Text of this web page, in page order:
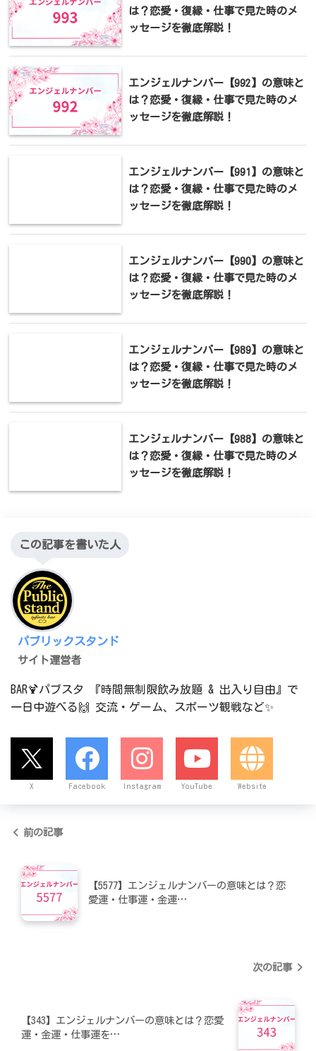
は？恋愛・復縁・仕事で見た時のメ
ッセージを徹底解説！
エンジェルナンバー【992】の意味と
は？恋愛・復縁・仕事で見た時のメ
ッセージを徹底解説！
エンジェルナンバー【991】の意味と
は？恋愛・復縁・仕事で見た時のメ
ッセージを徹底解説！
エンジェルナンバー【990】の意味と
は？恋愛・復縁・仕事で見た時のメ
ッセージを徹底解説！
エンジェルナンバー【989】の意味と
は？恋愛・復縁・仕事で見た時のメ
ッセージを徹底解説！
エンジェルナンバー【988】の意味と
は？恋愛・復縁・仕事で見た時のメ
ッセージを徹底解説！
この記事を書いた人
パブリックスタンド
サイト運営者
BAR🍹パブスタ 『時間無制限飲み放題 & 出入り自由』で
一日中遊べる🙌 交流・ゲーム、スポーツ観戦など✨
X Facebook Instagram YouTube Website
前の記事
【5577】エンジェルナンバーの意味とは？恋
愛運・仕事運・金運…
次の記事
【343】エンジェルナンバーの意味とは？恋愛
運・金運・仕事運を…